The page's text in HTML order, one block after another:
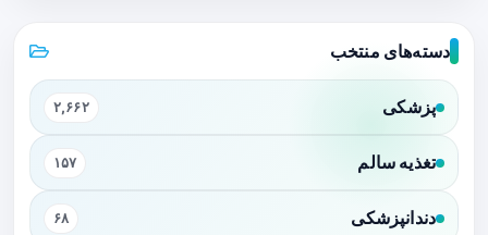
دسته‌های منتخب
پزشکی ۲,۶۶۲
تغذیه سالم ۱۵۷
دندانپزشکی ۶۸